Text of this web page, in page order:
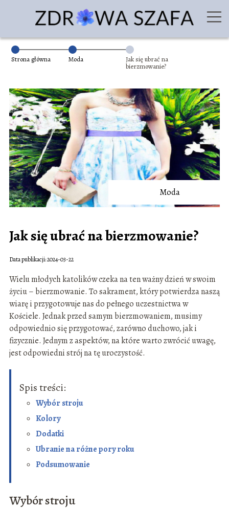
Strona główna Moda
Jak się ubrać na
bierzmowanie?
Moda
Jak się ubrać na bierzmowanie?
Data publikacji: 2024-03-22
Wielu młodych katolików czeka na ten ważny dzień w swoim
życiu – bierzmowanie. To sakrament, który potwierdza naszą
wiarę i przygotowuje nas do pełnego uczestnictwa w
Kościele. Jednak przed samym bierzmowaniem, musimy
odpowiednio się przygotować, zarówno duchowo, jak i
fizycznie. Jednym z aspektów, na które warto zwrócić uwagę,
jest odpowiedni strój na tę uroczystość.
Spis treści:
Wybór stroju
Kolory
Dodatki
Ubranie na różne pory roku
Podsumowanie
Wybór stroju